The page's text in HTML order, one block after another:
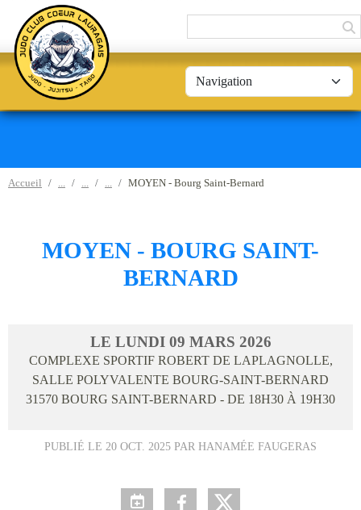
Accueil MOYEN - Bourg Saint-Bernard
MOYEN - BOURG SAINT-
BERNARD
LE LUNDI 09 MARS 2026
COMPLEXE SPORTIF ROBERT DE LAPLAGNOLLE,
SALLE POLYVALENTE BOURG-SAINT-BERNARD
31570 BOURG SAINT-BERNARD - DE 18H30 À 19H30
PUBLIÉ LE 20 OCT. 2025 PAR HANAMÉE FAUGERAS
Panneau de gestion des cookies